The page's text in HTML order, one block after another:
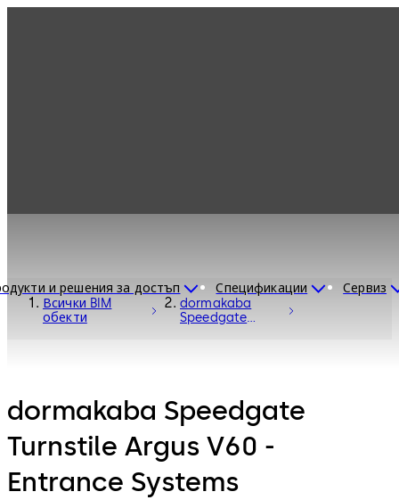
и решения за достъп Спецификации
Сервиз
Всички BIM
обекти
dormakaba
Speedgate
dormakaba Speedgate
Turnstile Argus V60 -
Entrance Systems